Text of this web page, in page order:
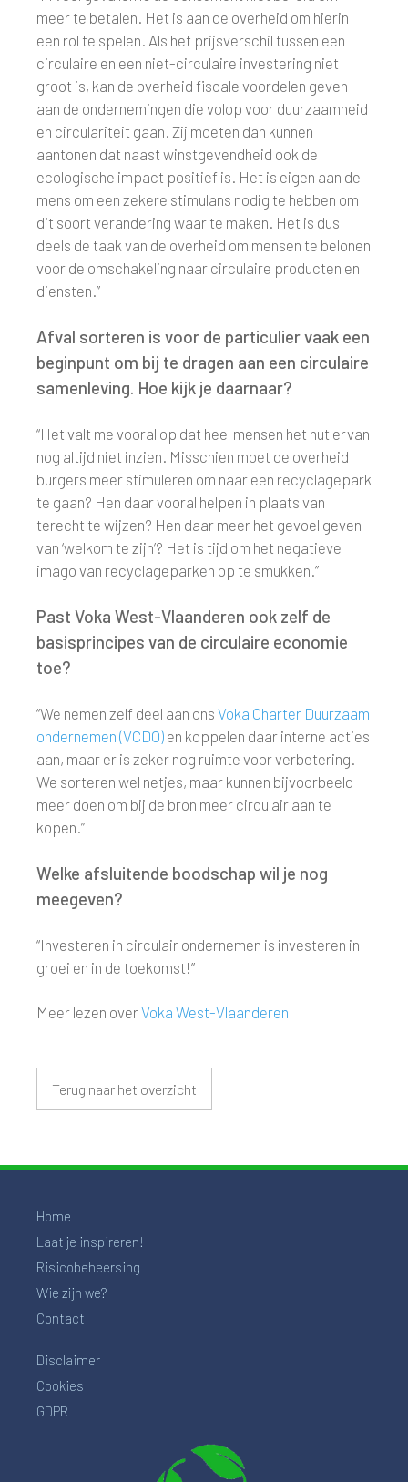
meer te betalen. Het is aan de overheid om hierin
een rol te spelen. Als het prijsverschil tussen een
circulaire en een niet-circulaire investering niet
groot is, kan de overheid fiscale voordelen geven
aan de ondernemingen die volop voor duurzaamheid
en circulariteit gaan. Zij moeten dan kunnen
aantonen dat naast winstgevendheid ook de
ecologische impact positief is. Het is eigen aan de
mens om een zekere stimulans nodig te hebben om
dit soort verandering waar te maken. Het is dus
deels de taak van de overheid om mensen te belonen
voor de omschakeling naar circulaire producten en
diensten.”
Afval sorteren is voor de particulier vaak een
beginpunt om bij te dragen aan een circulaire
samenleving. Hoe kijk je daarnaar?
“Het valt me vooral op dat heel mensen het nut ervan
nog altijd niet inzien. Misschien moet de overheid
burgers meer stimuleren om naar een recyclagepark
te gaan? Hen daar vooral helpen in plaats van
terecht te wijzen? Hen daar meer het gevoel geven
van ‘welkom te zijn’? Het is tijd om het negatieve
imago van recyclageparken op te smukken.”
Past Voka West-Vlaanderen ook zelf de
basisprincipes van de circulaire economie
toe?
“We nemen zelf deel aan ons Voka Charter Duurzaam
ondernemen (VCDO) en koppelen daar interne acties
aan, maar er is zeker nog ruimte voor verbetering.
We sorteren wel netjes, maar kunnen bijvoorbeeld
meer doen om bij de bron meer circulair aan te
kopen.”
Welke afsluitende boodschap wil je nog
meegeven?
“Investeren in circulair ondernemen is investeren in
groei en in de toekomst!”
Meer lezen overVoka West-Vlaanderen
Terug naar het overzicht
Home
Laat je inspireren!
Risicobeheersing
Wie zijn we?
Contact
Disclaimer
Cookies
GDPR